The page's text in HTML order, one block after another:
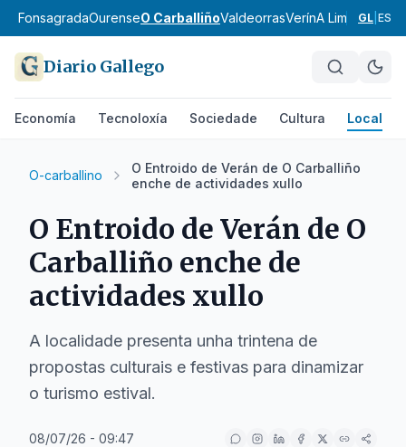
A FonsagradaOurenseO CarballiñoValdeorrasVerínA Limia Terra
GL ES
Diario Gallego
Economía Tecnoloxía Sociedade Cultura Local
O-carballino
O Entroido de Verán de O Carballiño
enche de actividades xullo
O Entroido de Verán de O
Carballiño enche de
actividades xullo
A localidade presenta unha trintena de
propostas culturais e festivas para dinamizar
o turismo estival.
08/07/26 - 09:47